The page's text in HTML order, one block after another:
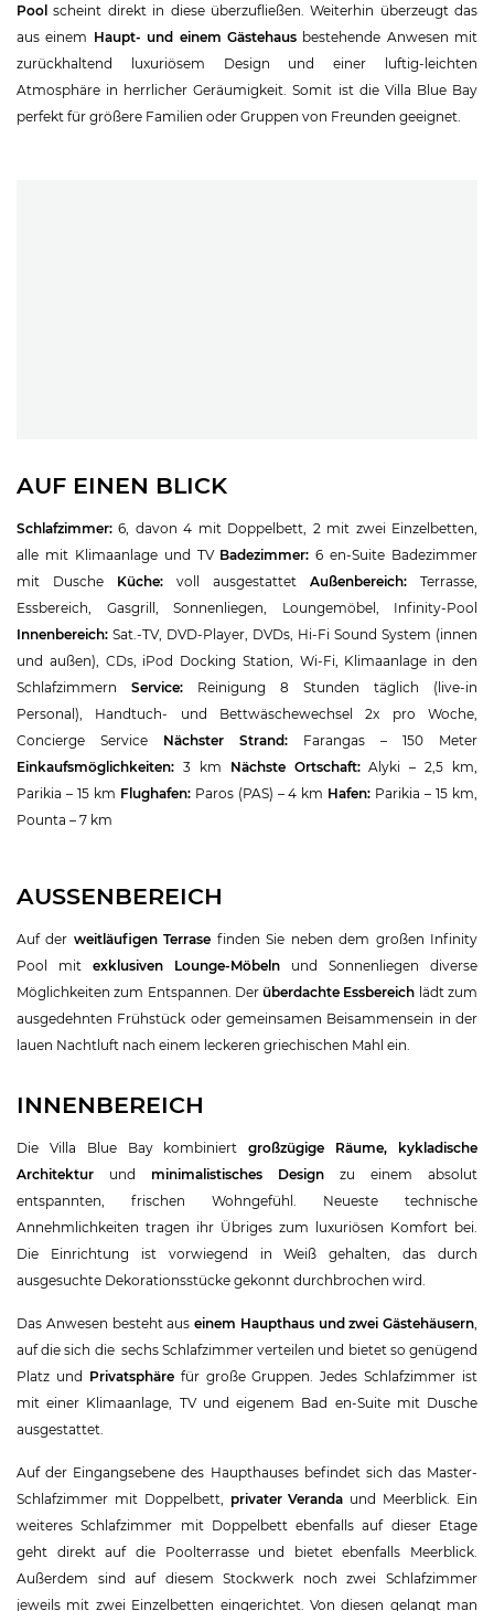
Pool scheint direkt in diese überzufließen. Weiterhin überzeugt das
aus einem Haupt- und einem Gästehausbestehende Anwesen mit
zurückhaltend luxuriösem Design und einer luftig-leichten
Atmosphäre in herrlicher Geräumigkeit. Somit ist die Villa Blue Bay
perfekt für größere Familien oder Gruppen von Freunden geeignet.
AUF EINEN BLICK
Schlafzimmer: 6, davon 4 mit Doppelbett, 2 mit zwei Einzelbetten,
alle mit Klimaanlage und TV Badezimmer: 6 en-Suite Badezimmer
mit Dusche Küche: voll ausgestattet Außenbereich: Terrasse,
Essbereich, Gasgrill, Sonnenliegen, Loungemöbel, Infinity-Pool
Innenbereich: Sat.-TV, DVD-Player, DVDs, Hi-Fi Sound System (innen
und außen), CDs, iPod Docking Station, Wi-Fi, Klimaanlage in den
Schlafzimmern Service: Reinigung 8 Stunden täglich (live-in
Personal), Handtuch- und Bettwäschewechsel 2x pro Woche,
Concierge Service Nächster Strand: Farangas – 150 Meter
Einkaufsmöglichkeiten: 3 km Nächste Ortschaft:Alyki – 2,5 km,
Parikia – 15 km Flughafen:Paros (PAS) – 4 km Hafen: Parikia – 15 km,
Pounta – 7 km
AUSSENBEREICH
Auf der weitläufigen Terrase finden Sie neben dem großen Infinity
Pool mit exklusiven Lounge-Möbeln und Sonnenliegen diverse
Möglichkeiten zum Entspannen. Der überdachte Essbereich lädt zum
ausgedehnten Frühstück oder gemeinsamen Beisammensein in der
lauen Nachtluft nach einem leckeren griechischen Mahl ein.
INNENBEREICH
Die Villa Blue Bay kombiniertgroßzügige Räume, kykladische
Architektur und minimalistisches Design zu einem absolut
entspannten, frischen Wohngefühl. Neueste technische
Annehmlichkeiten tragen ihr Übriges zum luxuriösen Komfort bei.
Die Einrichtung ist vorwiegend in Weiß gehalten, das durch
ausgesuchte Dekorationsstücke gekonnt durchbrochen wird.
Das Anwesen besteht aus einem Haupthaus und zwei Gästehäusern
auf die sich die sechs Schlafzimmer verteilen und bietet so genügend
Platz und Privatsphärefür große Gruppen. Jedes Schlafzimmer ist
mit einer Klimaanlage, TV und eigenem Bad en-Suite mit Dusche
ausgestattet.
Auf der Eingangsebene des Haupthauses befindet sich das Master-
Schlafzimmer mit Doppelbett, privater Veranda und Meerblick. Ein
weiteres Schlafzimmer mit Doppelbett ebenfalls auf dieser Etage
geht direkt auf die Poolterrasse und bietet ebenfalls Meerblick.
Außerdem sind auf diesem Stockwerk noch zwei Schlafzimmer
jeweils mit zwei Einzelbetten eingerichtet. Von diesen gelangt man